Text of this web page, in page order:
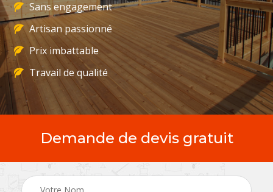
Sans engagement
Artisan passionné
Prix imbattable
Travail de qualité
Demande de devis gratuit